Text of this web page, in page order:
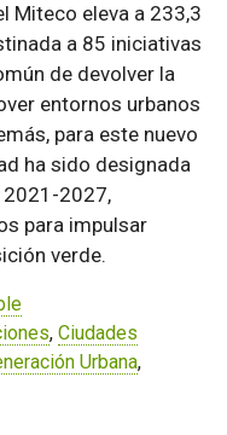
Miteco eleva a 233,3
a 85 iniciativas
de devolver la
entornos urbanos
para este nuevo
ha sido designada
2021-2027,
para impulsar
verde.
, Ciudades
Urbana,